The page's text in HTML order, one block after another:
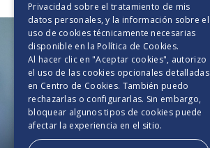
4
Privacidad sobre el tratamiento de mis
datos personales, y la información sobre el
uso de cookies técnicamente necesarias
disponible en la Política de Cookies.
Al hacer clic en "Aceptar cookies", autorizo
el uso de las cookies opcionales detalladas
en Centro de Cookies. También puedo
rechazarlas o configurarlas. Sin embargo,
bloquear algunos tipos de cookies puede
afectar la experiencia en el sitio.